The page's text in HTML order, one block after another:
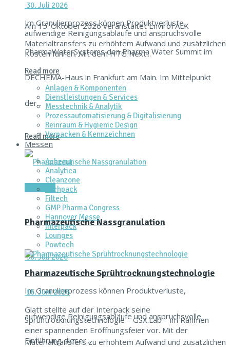
Am 15. Oktober 2026 veranstaltet EnviroFALK
PharmaWaterSystems den Pharma Water Summit im
DECHEMA-Haus in Frankfurt am Main. Im Mittelpunkt
der...
Read more
Aktuelles
Pharmazeutische Nassgranulation
30. Juli 2026
Im Granulierprozess können Produktverluste,
aufwendige Reinigungsabläufe und anspruchsvolle
Materialtransfers zu erhöhtem Aufwand und zusätzlichen
30. Juli 2026
Im Granulierprozess können Produktverluste,
aufwendige Reinigungsabläufe und anspruchsvolle
Materialtransfers zu erhöhtem Aufwand und zusätzlichen
Kosten führen. Mit dem HTG Next...
Read more
Anlagen & Komponenten
Dienstleistungen & Services
Messtechnik & Analytik
Prozessautomatisierung & Digitalisierung
Reinraum & Hygienic Design
Verpacken & Kennzeichnen
Messen
Achema
Analytica
Cleanzone
Fachpack
Filtech
GMP Pharma Congress
Hannover Messe
Interpack
Lounges
Powtech
Pharmazeutische Sprühtrocknungstechnologie
16. Juni 2026
Glatt stellte auf der Interpack seine
Sprühtrocknungstechnologie – GSX.Lab – im Rahmen
einer spannenden Eröffnungsfeier vor. Mit der
Einführung dieser...